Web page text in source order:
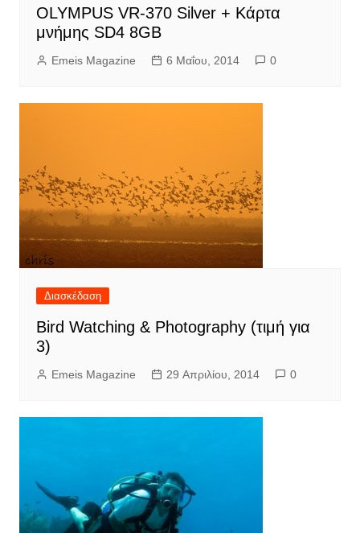
OLYMPUS VR-370 Silver + Κάρτα
μνήμης SD4 8GB
Emeis Magazine 6 Μαΐου, 2014 0
Διασκέδαση
Bird Watching & Photography (τιμή για
3)
Emeis Magazine 29 Απριλίου, 2014 0